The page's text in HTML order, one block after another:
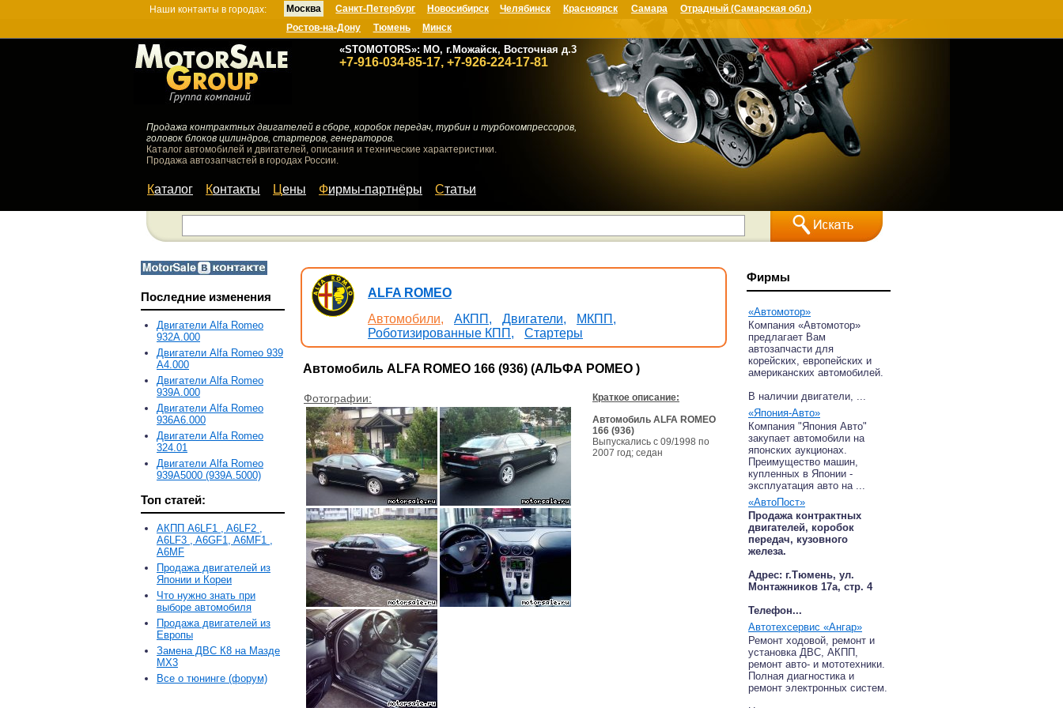
Наши контакты в городах: Москва
«STOMOTORS»: МО, г.Можайск, Восточная д.3
+7-916-034-85-17, +7-926-224-17-81
Санкт-Петербург Новосибирск Челябинск Красноярск Самара
Отрадный (Самарская обл.)
Ростов-на-Дону
Тюмень Минск
Продажа контрактных двигателей в сборе, коробок передач, турбин и турбокомпрессоров,
головок блоков цилиндров, стартеров, генераторов.
Каталог автомобилей и двигателей, описания и технические характеристики.
Продажа автозапчастей в городах России.
Каталог Контакты Цены Фирмы-партнёры Статьи
Последние изменения
Двигатели Alfa Romeo
932A.000
Двигатели Alfa Romeo 939
A4.000
Двигатели Alfa Romeo
939A.000
Двигатели Alfa Romeo
936A6.000
Двигатели Alfa Romeo
324.01
Двигатели Alfa Romeo
939A5000 (939A.5000)
Топ статей:
АКПП A6LF1 , A6LF2 ,
A6LF3 , A6GF1, A6MF1 ,
A6MF
Продажа двигателей из
Японии и Кореи
Что нужно знать при
выборе автомобиля
Продажа двигателей из
Европы
Замена ДВС К8 на Мазде
MX3
Все о тюнинге (форум)
ALFA ROMEO
Автомобили,
АКПП, Двигатели,
МКПП,
Роботизированные КПП,
Стартеры
Автомобиль ALFA ROMEO 166 (936) (АЛЬФА РОМЕО )
Фотографии:
Краткое описание:
Автомобиль ALFA ROMEO
166 (936)
Выпускались с 09/1998 по
2007 год; седан
Фирмы
«Автомотор»
Компания «Автомотор»
предлагает Вам
автозапчасти для
корейских, европейских и
американских автомобилей.
В наличии двигатели, ...
«Япония-Авто»
Компания "Япония Авто"
закупает автомобили на
японских аукционах.
Преимущество машин,
купленных в Японии -
эксплуатация авто на ...
«АвтоПост»
Продажа контрактных
двигателей, коробок
передач, кузовного
железа.
Адрес: г.Тюмень, ул.
Монтажников 17а, стр. 4
Телефон...
Автотехсервис «Ангар»
Ремонт ходовой, ремонт и
установка ДВС, АКПП,
ремонт авто- и мототехники.
Полная диагностика и
ремонт электронных систем.